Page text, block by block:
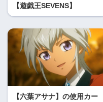
【遊戯王SEVENS】
【六葉アサナ】の使用カー